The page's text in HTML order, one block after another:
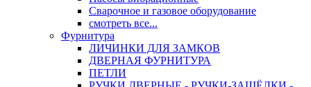
Сварочное и газовое оборудование
смотреть все...
Фурнитура
ЛИЧИНКИ ДЛЯ ЗАМКОВ
ДВЕРНАЯ ФУРНИТУРА
ПЕТЛИ